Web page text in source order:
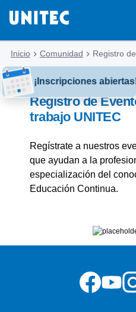
Inicio Comunidad Registro
¡Inscripciones
Registro de
trabajo UNITEC
Regístrate a nuestros
que ayudan a la
especialización del
Educación Continua.